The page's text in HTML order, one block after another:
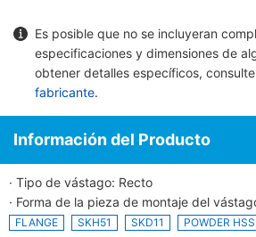
Es posible que no se incluyeran
especificaciones y dimensiones de
obtener detalles específicos, consulte
fabricante.
Información del Producto
· Tipo de vástago: Recto
· Forma de la pieza de montaje del
FLANGE SKH51 SKD11 POWDER HSS